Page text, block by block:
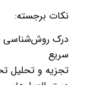
نکات برجسته:
درک روش‌شناسی
سریع
تجزیه و تحلیل